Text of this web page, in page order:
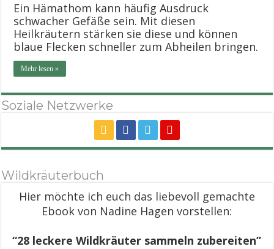
Ein Hämathom kann häufig Ausdruck
schwacher Gefäße sein. Mit diesen
Heilkräutern stärken sie diese und können
blaue Flecken schneller zum Abheilen bringen.
Mehr lesen »
Soziale Netzwerke
Wildkräuterbuch
Hier möchte ich euch das liebevoll gemachte
Ebook von Nadine Hagen vorstellen:
“28 leckere Wildkräuter sammeln zubereiten”